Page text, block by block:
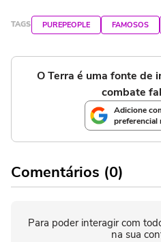
TAGS PUREPEOPLE FAMOSOS
O Terra é uma fonte de
combate
Adicione
preferencial
Comentários (0)
Para poder interagir com
na sua